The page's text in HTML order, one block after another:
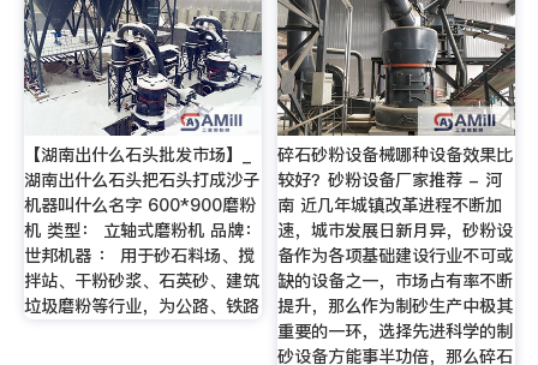
【湖南出什么石头批发市场】_
湖南出什么石头把石头打成沙子
机器叫什么名字 600*900磨粉
机 类型： 立轴式磨粉机 品牌：
世邦机器 ： 用于砂石料场、搅
拌站、干粉砂浆、石英砂、建筑
垃圾磨粉等行业，为公路、铁路
碎石砂粉设备械哪种设备效果比
较好？砂粉设备厂家推荐 - 河
南 近几年城镇改革进程不断加
速，城市发展日新月异，砂粉设
备作为各项基础建设行业不可或
缺的设备之一，市场占有率不断
提升，那么作为制砂生产中极其
重要的一环，选择先进科学的制
砂设备方能事半功倍，那么碎石